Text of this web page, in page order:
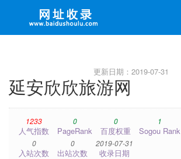
更新日期：2019-07-31
延安欣欣旅游网
1233
人气指数
0
PageRank
0
百度权重
1
Sogou Rank
0
入站次数
0
出站次数
2019-07-31
收录日期